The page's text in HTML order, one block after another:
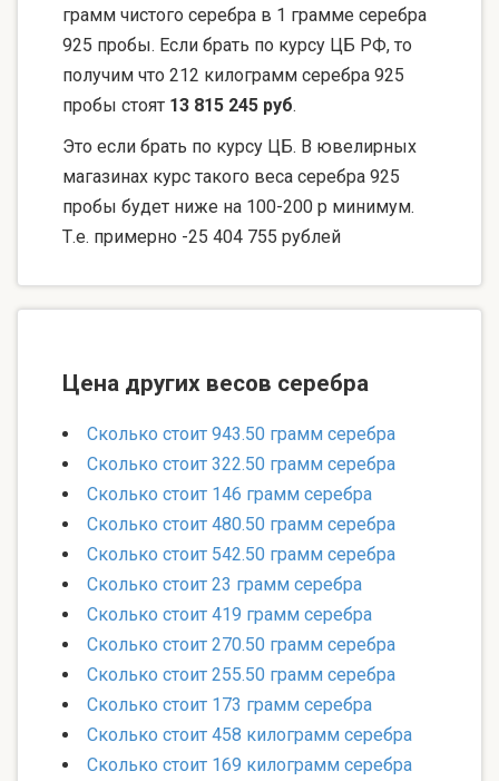
грамм чистого серебра в 1 грамме серебра
925 пробы. Если брать по курсу ЦБ РФ, то
получим что 212 килограмм серебра 925
пробы стоят 13 815 245 руб.
Это если брать по курсу ЦБ. В ювелирных
магазинах курс такого веса серебра 925
пробы будет ниже на 100-200 р минимум.
Т.е. примерно -25 404 755 рублей
Цена других весов серебра
Сколько стоит 943.50 грамм серебра
Сколько стоит 322.50 грамм серебра
Сколько стоит 146 грамм серебра
Сколько стоит 480.50 грамм серебра
Сколько стоит 542.50 грамм серебра
Сколько стоит 23 грамм серебра
Сколько стоит 419 грамм серебра
Сколько стоит 270.50 грамм серебра
Сколько стоит 255.50 грамм серебра
Сколько стоит 173 грамм серебра
Сколько стоит 458 килограмм серебра
Сколько стоит 169 килограмм серебра